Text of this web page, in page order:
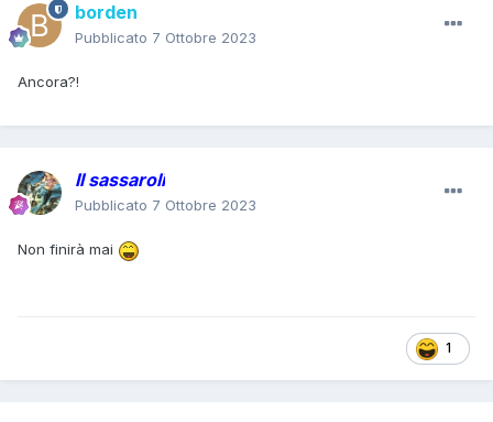
borden
Pubblicato 7 Ottobre 2023
Ancora?!
Il sassaroli
Pubblicato 7 Ottobre 2023
Non finirà mai
1